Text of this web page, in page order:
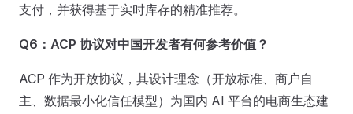
支付，并获得基于实时库存的精准推荐。
Q6：ACP 协议对中国开发者有何参考价值？
ACP 作为开放协议，其设计理念（开放标准、商户自
主、数据最小化信任模型）为国内 AI 平台的电商生态建